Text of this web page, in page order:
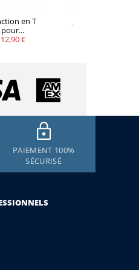
en T
pour...
12,90 €
PAIEMENT 100%
SÉCURISÉ